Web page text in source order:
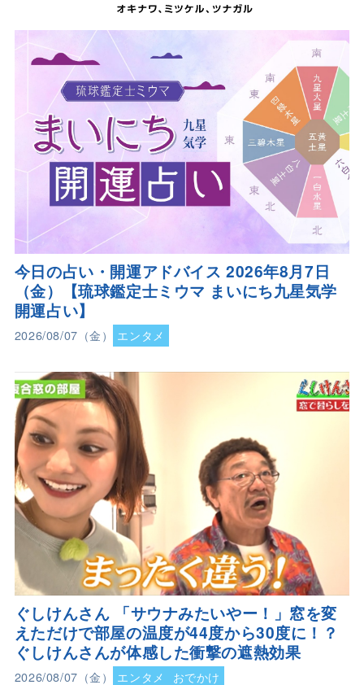
今日の占い・開運アドバイス 2026年8月7日
（金）【琉球鑑定士ミウマ まいにち九星気学
開運占い】
2026/08/07（金） エンタメ
ぐしけんさん 「サウナみたいやー！」窓を変
えただけで部屋の温度が44度から30度に！？
ぐしけんさんが体感した衝撃の遮熱効果
2026/08/07（金） エンタメ おでかけ